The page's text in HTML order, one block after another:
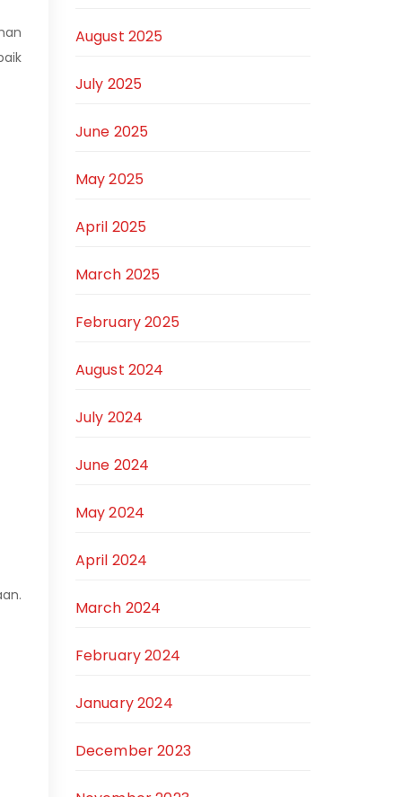
August 2025
July 2025
June 2025
May 2025
April 2025
March 2025
February 2025
August 2024
July 2024
June 2024
May 2024
April 2024
March 2024
February 2024
January 2024
December 2023